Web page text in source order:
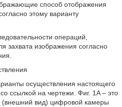
способ отображения
этому варианту
операций,
захвата изображения согласно
осуществления настоящего
ссылкой на чертежи. Фиг. 1A – это
(внешний вид) цифровой камеры